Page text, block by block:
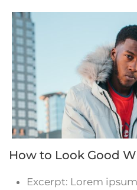
How to Look Good
Excerpt: Lorem